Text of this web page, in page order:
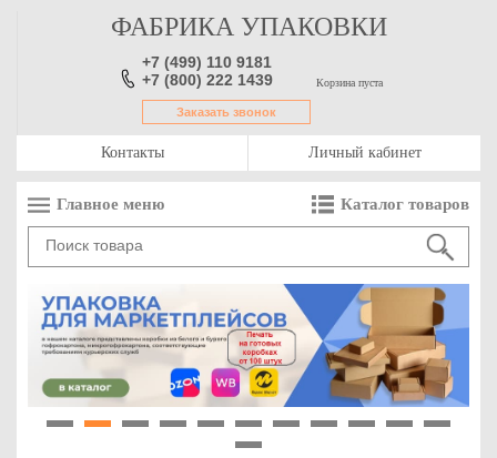
ФАБРИКА УПАКОВКИ
+7 (499) 110 9181
+7 (800) 222 1439
Заказать звонок
Корзина пуста
Контакты Личный кабинет
Главное меню Каталог товаров